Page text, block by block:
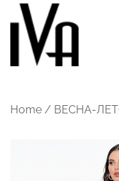
Перейти
содержимому
Home / ВЕСНА-